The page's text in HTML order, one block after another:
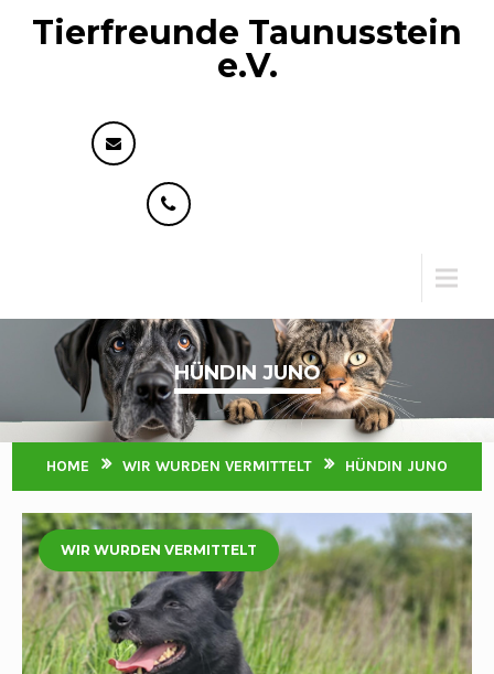
Tierfreunde Taunusstein
e.V.
HÜNDIN JUNO
HOME WIR WURDEN VERMITTELT HÜNDIN JUNO
WIR WURDEN VERMITTELT